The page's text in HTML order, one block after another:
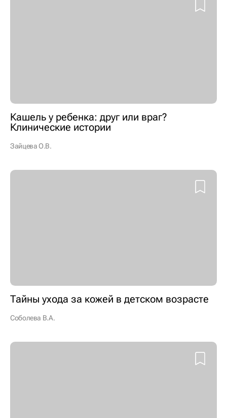
Кашель у ребенка: друг или враг?
Клинические истории
Зайцева О.В.
Тайны ухода за кожей в детском возрасте
Соболева В.А.